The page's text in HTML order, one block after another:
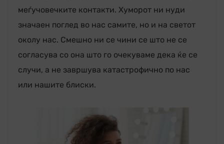
меѓучовечките контакти. Хуморот ни нуди
значаен поглед во нас самите, но и на светот
околу нас. Смешно ни се чини се што не се
согласува со она што го очекуваме дека ќе се
случи, а не завршува катастрофично по нас
или нашите блиски.